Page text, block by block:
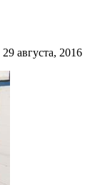
29 августа, 2016